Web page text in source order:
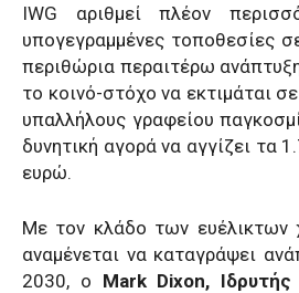
IWG αριθμεί πλέον
υπογεγραμμένες τοποθεσίες
περιθώρια περαιτέρω
το κοινό-στόχο να εκτιμάται
υπαλλήλους γραφείου
δυνητική αγορά να αγγίζει τα
ευρώ.
Με τον κλάδο των ευέλικτων
αναμένεται να καταγράψει
2030, ο Mark Dixon,